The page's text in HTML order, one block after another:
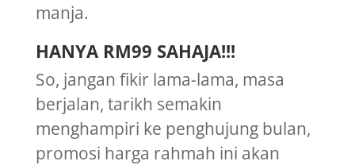
manja.
HANYA RM99 SAHAJA!!!
So, jangan fikir lama-lama, masa
berjalan, tarikh semakin
menghampiri ke penghujung bulan,
promosi harga rahmah ini akan